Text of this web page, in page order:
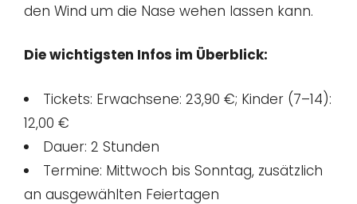
den Wind um die Nase wehen lassen kann.
Die wichtigsten Infos im Überblick:
Tickets: Erwachsene: 23,90 €; Kinder (7–14):
12,00 €
Dauer: 2 Stunden
Termine: Mittwoch bis Sonntag, zusätzlich
an ausgewählten Feiertagen